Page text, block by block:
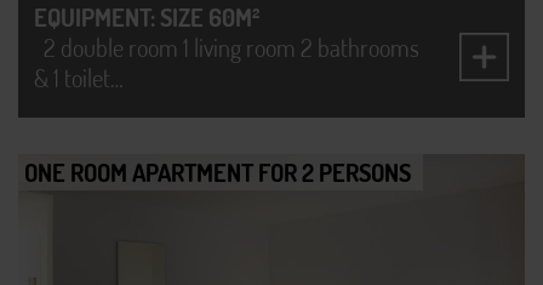
EQUIPMENT: SIZE 60M²
2 double room 1 living room 2 bathrooms
& 1 toilet…
ONE ROOM APARTMENT FOR 2 PERSONS